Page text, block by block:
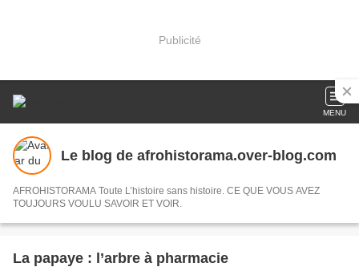
Publicité
MENU
Le blog de afrohistorama.over-blog.com
AFROHISTORAMA Toute L’histoire sans histoire. CE QUE VOUS AVEZ
TOUJOURS VOULU SAVOIR ET VOIR.
La papaye : l’arbre à pharmacie